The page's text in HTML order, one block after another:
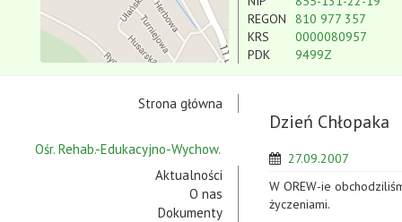
REGON
KRS
PDK
810 977 357
0000080957
9499Z
Strona główna
Ośr. Rehab.-Edukacyjno-Wychow.
Aktualności
O nas
Dokumenty
Dzień Chłopaka
27.09.2007
W OREW-ie
życzeniami.